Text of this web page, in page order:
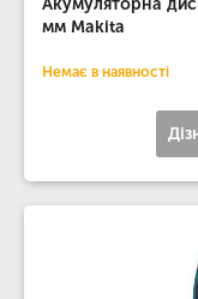
Акумуляторна
мм Makita
Немає в наявності